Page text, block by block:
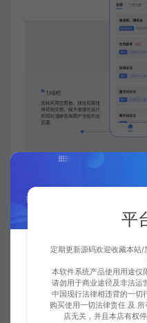
平
定期更新源码欢迎收藏本站
本软件系统产品使用用途仅
请勿用于商业途径及非法运
中国现行法律相违背的一切
购买使用一切法律责任 及
店无关，并且本店有权